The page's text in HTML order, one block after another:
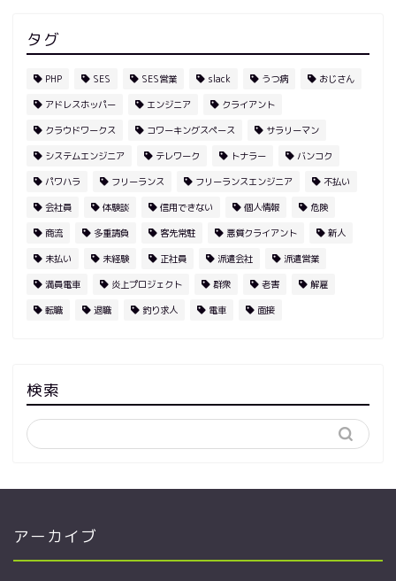
タグ
PHP SES SES営業 slack うつ病 おじさん
アドレスホッパー エンジニア クライアント
クラウドワークス コワーキングスペース サラリーマン
システムエンジニア テレワーク トナラー バンコク
パワハラ フリーランス フリーランスエンジニア 不払い
会社員 体験談 信用できない 個人情報 危険
商流 多重請負 客先常駐 悪質クライアント 新人
未払い 未経験 正社員 派遣会社 派遣営業
満員電車 炎上プロジェクト 群衆 老害 解雇
転職 退職 釣り求人 電車 面接
検索
アーカイブ